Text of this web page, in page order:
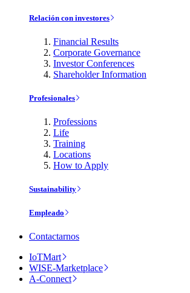
Relación con investores
Financial Results
Corporate Governance
Investor Conferences
Shareholder Information
Profesionales
Professions
Life
Training
Locations
How to Apply
Sustainability
Empleado
Contactarnos
IoTMart
WISE-Marketplace
A-Connect